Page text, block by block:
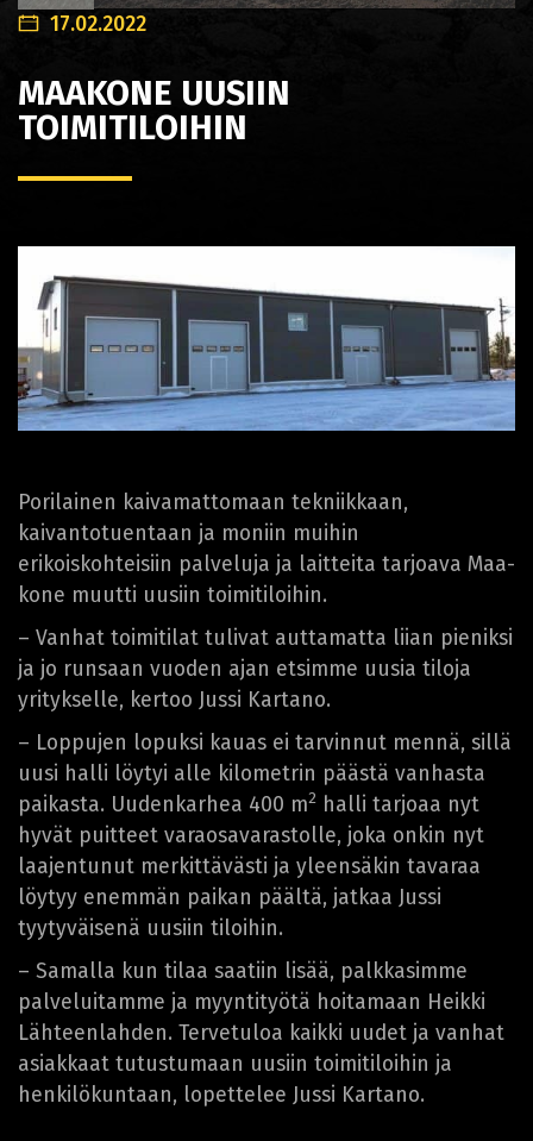
17.02.2022
MAAKONE UUSIIN
TOIMITILOIHIN
Porilainen kaivamattomaan tekniikkaan,
kaivantotuentaan ja moniin muihin
erikoiskohteisiin palveluja ja laitteita tarjoava Maa-
kone muutti uusiin toimitiloihin.
– Vanhat toimitilat tulivat auttamatta liian pieniksi
ja jo runsaan vuoden ajan etsimme uusia tiloja
yritykselle, kertoo Jussi Kartano.
– Loppujen lopuksi kauas ei tarvinnut mennä, sillä
uusi halli löytyi alle kilometrin päästä vanhasta
paikasta. Uudenkarhea 400 m2 halli tarjoaa nyt
hyvät puitteet varaosavarastolle, joka onkin nyt
laajentunut merkittävästi ja yleensäkin tavaraa
löytyy enemmän paikan päältä, jatkaa Jussi
tyytyväisenä uusiin tiloihin.
– Samalla kun tilaa saatiin lisää, palkkasimme
palveluitamme ja myyntityötä hoitamaan Heikki
Lähteenlahden. Tervetuloa kaikki uudet ja vanhat
asiakkaat tutustumaan uusiin toimitiloihin ja
henkilökuntaan, lopettelee Jussi Kartano.